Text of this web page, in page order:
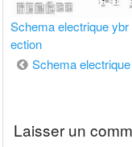
Schema electrique ybr
ection
Navigation
Schema
Laisser un